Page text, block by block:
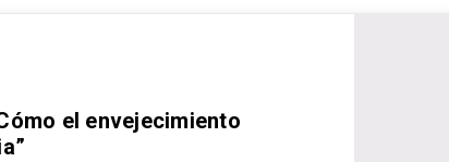
el envejecimiento